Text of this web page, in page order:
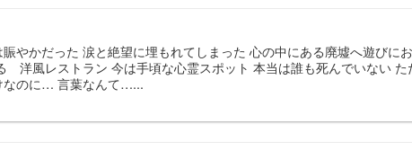
やかだった 涙と絶望に埋もれてしまった 心の中にある廃墟へ遊びに
洋風レストラン 今は手頃な心霊スポット 本当は誰も死んでいない た
なのに… 言葉なんて…...